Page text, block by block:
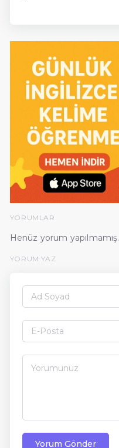
YORUMLAR
Henüz yorum yapılmamış.
YORUM YAZ
Yorum Gönder